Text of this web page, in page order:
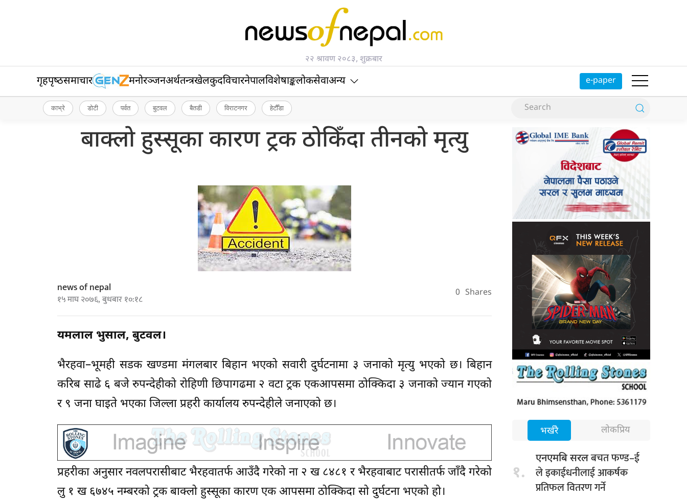
२२ श्रावण २०८३, शुक्रबार
गृहपृष्‍ठसमाचार मनोरञ्जनअर्थतन्त्रखेलकुदविचारनेपालविशेषाङ्कलोकसेवाअन्य e-paper
काभ्रे डोटी पर्वत बुटवल बैतडी विराटनगर हेटौँडा
बाक्लो हुस्सूका कारण ट्रक ठोकिँदा तीनको मृत्यु
news of nepal
१५ माघ २०७६, बुधबार १०:१८ 0 Shares
यमलाल भुसाल, बुटवल।
भैरहवा–भूमही सडक खण्डमा मंगलबार बिहान भएको सवारी दुर्घटनामा ३ जनाको मृत्यु भएको छ। बिहान
करिब साढे ६ बजे रुपन्देहीको रोहिणी छिपागढमा २ वटा ट्रक एकआपसमा ठोक्किदा ३ जनाको ज्यान गएको
र ९ जना घाइते भएका जिल्ला प्रहरी कार्यालय रुपन्देहीले जनाएको छ।
प्रहरीका अनुसार नवलपरासीबाट भैरहवातर्फ आउँदै गरेको ना २ ख ८४८१ र भैरहवाबाट परासीतर्फ जाँदै गरेको
लु १ ख ६७४५ नम्बरको ट्रक बाक्लो हुस्सूका कारण एक आपसमा ठोक्किदा सो दुर्घटना भएको हो।
भर्खरै लोकप्रिय
१.
एनएमबि सरलबचत फण्ड–ई
ले इकाईधनीलाई आकर्षक
प्रतिफल वितरण गर्ने